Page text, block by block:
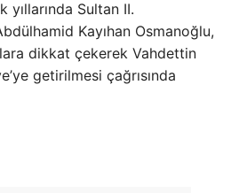
yıllarında Sultan II.
Kayıhan Osmanoğlu,
dikkat çekerek Vahdettin
getirilmesi çağrısında